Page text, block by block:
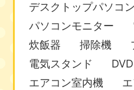
デスクトップパソコン
パソコンモニター
炊飯器
掃除機
電気スタンド
エアコン室内機